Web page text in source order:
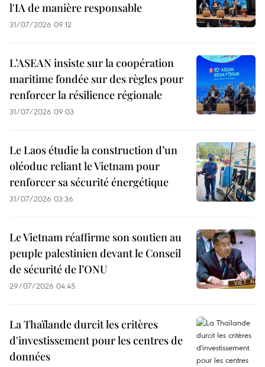
l'IA de manière responsable
31/07/2026 09:12
L’ASEAN insiste sur la coopération
maritime fondée sur des règles pour
renforcer la résilience régionale
31/07/2026 09:03
Le Laos étudie la construction d’un
oléoduc reliant le Vietnam pour
renforcer sa sécurité énergétique
31/07/2026 03:36
Le Vietnam réaffirme son soutien au
peuple palestinien devant le Conseil
de sécurité de l’ONU
29/07/2026 04:45
La Thaïlande durcit les critères
d'investissement pour les centres de
données